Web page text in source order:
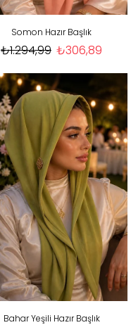
Somon Hazır Başlık
₺306,89
₺1.294,99
Bahar Yeşili Hazır Başlık